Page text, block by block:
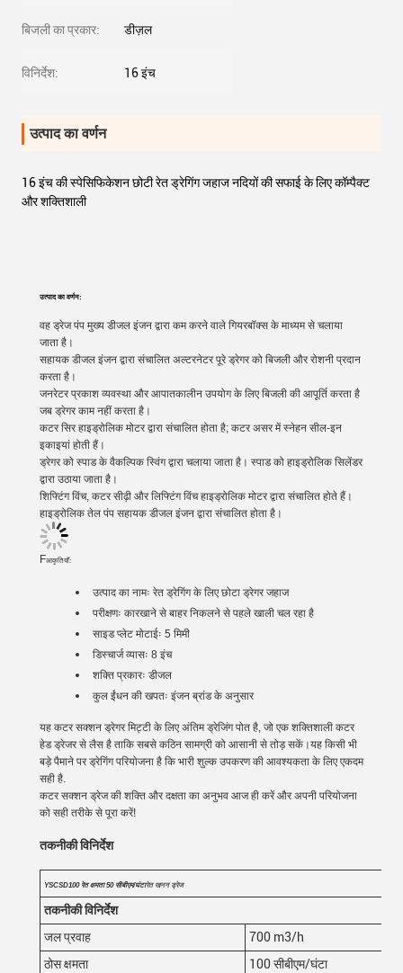
बिजली का प्रकार: डीज़ल
विनिर्देश: 16 इंच
उत्पाद का वर्णन
16 इंच की स्पेसिफिकेशन छोटी रेत ड्रेगिंग जहाज नदियों की सफाई के लिए कॉम्पैक्ट
और शक्तिशाली
उत्पाद का वर्णन:
वह ड्रेज पंप मुख्य डीजल इंजन द्वारा कम करने वाले गियरबॉक्स के माध्यम से चलाया
जाता है।
सहायक डीजल इंजन द्वारा संचालित अल्टरनेटर पूरे ड्रेगर को बिजली और रोशनी प्रदान
करता है।
जनरेटर प्रकाश व्यवस्था और आपातकालीन उपयोग के लिए बिजली की आपूर्ति करता है
जब ड्रेगर काम नहीं करता है।
कटर सिर हाइड्रोलिक मोटर द्वारा संचालित होता है; कटर असर में स्नेहन सील-इन
इकाइयां होती हैं।
ड्रेगर को स्पाड के वैकल्पिक स्विंग द्वारा चलाया जाता है। स्पाड को हाइड्रोलिक सिलेंडर
द्वारा उठाया जाता है।
शिफ्टिंग विंच, कटर सीढ़ी और लिफ्टिंग विंच हाइड्रोलिक मोटर द्वारा संचालित होते हैं।
हाइड्रोलिक तेल पंप सहायक डीजल इंजन द्वारा संचालित होता है।
Fआकृतियाँ:
उत्पाद का नामः रेत ड्रेगिंग के लिए छोटा ड्रेगर जहाज
परीक्षणः कारखाने से बाहर निकलने से पहले खाली चल रहा है
साइड प्लेट मोटाईः 5 मिमी
डिस्चार्ज व्यासः 8 इंच
शक्ति प्रकारः डीजल
कुल ईंधन की खपतः इंजन ब्रांड के अनुसार
यह कटर सक्शन ड्रेगर मिट्टी के लिए अंतिम ड्रेजिंग पोत है, जो एक शक्तिशाली कटर
हेड ड्रेजर से लैस है ताकि सबसे कठिन सामग्री को आसानी से तोड़ सकें।यह किसी भी
बड़े पैमाने पर ड्रेगिंग परियोजना है कि भारी शुल्क उपकरण की आवश्यकता के लिए एकदम
सही है.
कटर सक्शन ड्रेज की शक्ति और दक्षता का अनुभव आज ही करें और अपनी परियोजना
को सही तरीके से पूरा करें!
तकनीकी विनिर्देश
YSCSD100 रेत क्षमता 50 सीबीएम/घंटारेत खनन ड्रेज
तकनीकी विनिर्देश
जल प्रवाह
700 m3/h
ठोस क्षमता
100 सीबीएम/घंटा